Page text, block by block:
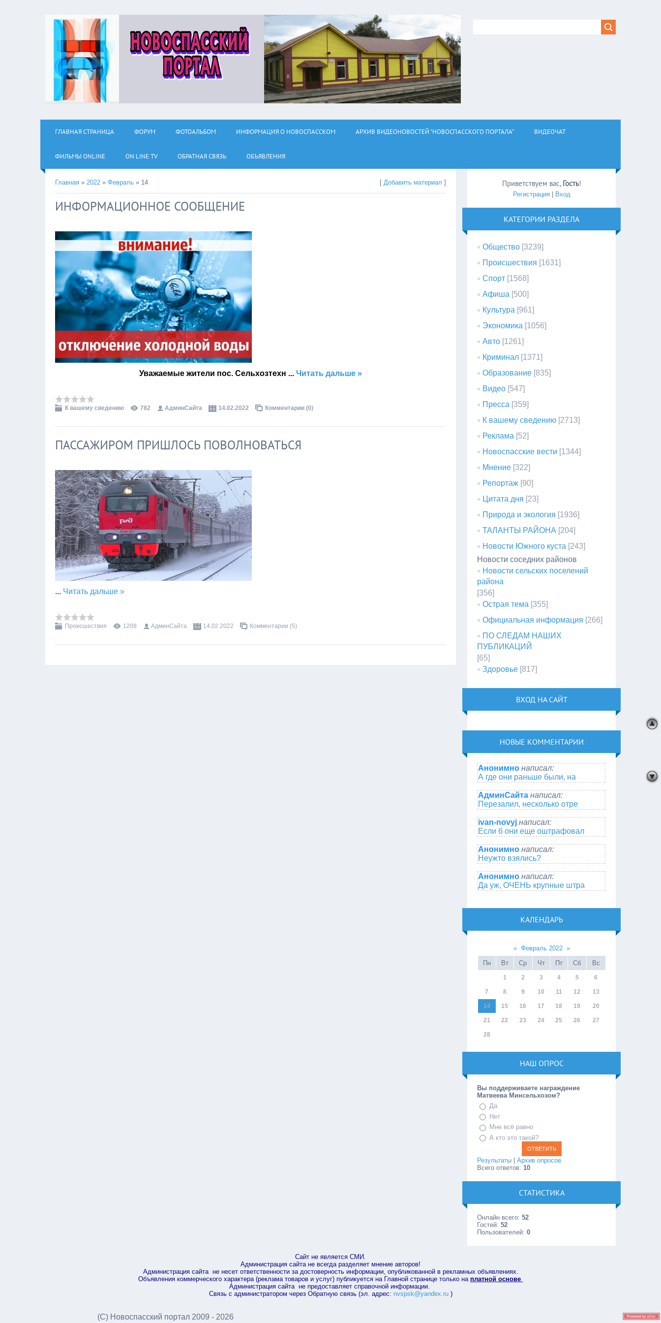
ГЛАВНАЯ СТРАНИЦА ФОРУМ ФОТОАЛЬБОМ ИНФОРМАЦИЯ О НОВОСПАССКОМ АРХИВ ВИДЕОНОВОСТЕЙ "НОВОСПАССКОГО ПОРТАЛА" ВИДЕОЧАТ
ФИЛЬМЫ ОNLINE ON LINE TV ОБРАТНАЯ СВЯЗЬ ОБЪЯВЛЕНИЯ
Главная » 2022 » Февраль » 14 [Добавить материал ]
ИНФОРМАЦИОННОЕ СООБЩЕНИЕ
Уважаемые жители пос. Сельхозтехн ... Читать дальше »
К вашему сведению 782 АдминСайта 14.02.2022 Комментарии (0)
ПАССАЖИРОМ ПРИШЛОСЬ ПОВОЛНОВАТЬСЯ
... Читать дальше »
Происшествия 1208 АдминСайта 14.02.2022 Комментарии (5)
Приветствуем вас, Гость!
Регистрация| Вход
КАТЕГОРИИ РАЗДЕЛА
Общество [3239]
Происшествия [1631]
Спорт [1568]
Афиша [500]
Культура [961]
Экономика [1056]
Авто [1261]
Криминал [1371]
Образование [835]
Видео [547]
Пресса [359]
К вашему сведению [2713]
Реклама [52]
Новоспасские вести [1344]
Мнение [322]
Репортаж [90]
Цитата дня [23]
Природа и экология [1936]
ТАЛАНТЫ РАЙОНА [204]
Новости Южного куста [243]
Новости соседних районов
Новости сельских поселений
района
[356]
Острая тема [355]
Официальная информация [266]
ПО СЛЕДАМ НАШИХ
ПУБЛИКАЦИЙ
[65]
Здоровье [817]
ВХОД НА САЙТ
НОВЫЕ КОММЕНТАРИИ
Анонимно написал:
А где они раньше были, на
АдминСайта написал:
Перезалил, несколько отре
ivan-novyj написал:
Если б они еще оштрафовал
Анонимно написал:
Неужто взялись?
Анонимно написал:
Да уж, ОЧЕНЬ крупные штра
КАЛЕНДАРЬ
« Февраль 2022 »
Пн
Вт Ср Чт Пт Сб Вс
1 2 3 4 5 6
7 8 9 10 11 12 13
14 15 16 17 18 19 20
21 22 23 24 25 26 27
28
НАШ ОПРОС
Вы поддерживаете награждение
Матвеева Минсельхозом?
Да
Нет
Мне всё равно
А кто это такой?
Результаты |Архив опросов
Всего ответов:10
СТАТИСТИКА
Онлайн всего:52
Гостей:52
Пользователей:0
Сайт не является СМИ.
Администрация сайта не всегда разделяет мнение авторов!
Администрация сайта не несет ответственности за достоверность информации, опубликованной в рекламных объявлениях.
Объявления коммерческого характера (реклама товаров и услуг) публикуется на Главной странице только на платной основе
Администрация сайта не предоставляет справочной информации.
Связь с администратором через Обратную связь (эл. адрес: nvspsk@yandex.ru)
(С) Новоспасский портал 2009 - 2026